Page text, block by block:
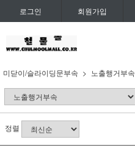
로그인 회원가입
미닫이/슬라이딩문부속 노출행거부속
정렬